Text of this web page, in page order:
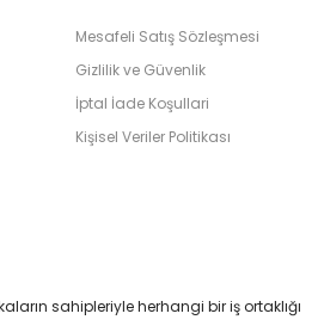
Mesafeli Satış Sözleşmesi
Gizlilik ve Güvenlik
İptal İade Koşullari
Kişisel Veriler Politikası
sahipleriyle herhangi bir iş ortaklığı